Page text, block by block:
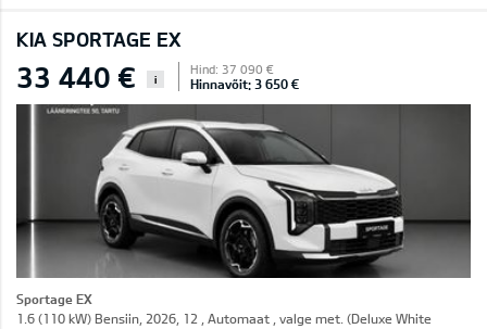
KIA SPORTAGE EX
33 440 € i
Hind: 37 090 €
Hinnavõit: 3 650 €
Sportage EX
1.6 (110 kW) Bensiin, 2026, 12 , Automaat , valge met. (Deluxe White